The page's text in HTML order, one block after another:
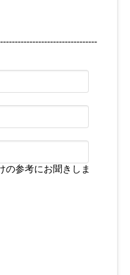
参考にお聞きしま